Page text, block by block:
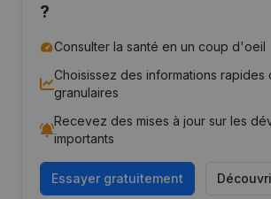
?
Consulter la santé en un coup d'oeil
Choisissez des informations rapides
granulaires
Recevez des mises à jour sur les
importants
Essayer gratuitement